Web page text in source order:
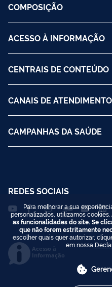
COMPOSIÇÃO
ACESSO À INFORMAÇÃO
CENTRAIS DE CONTEÚDO
CANAIS DE ATENDIMENTO
CAMPANHAS DA SAÚDE
REDES SOCIAIS
Acesso à
Informação
Para melhorar a sua
personalizados, utilizamos cookies.
as funcionalidades do site. Se
que não forem estritamente
escolher quais quer autorizar,
em nossa